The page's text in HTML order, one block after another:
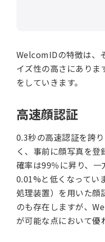
WelcomIDの特徴は、
イズ性の高さにありま
をしていきます。
高速顔認証
0.3秒の高速認証を誇
く、事前に顔写真を
確率は99％に昇り、
0.01%と低くなってい
処理装置）を用いた顔
のも存在しますが、
が可能な点において優